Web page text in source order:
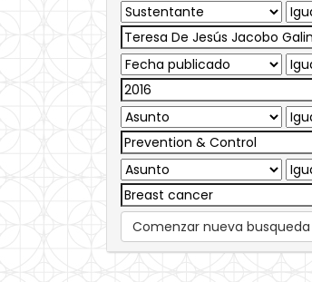
Comenzar nueva busqueda